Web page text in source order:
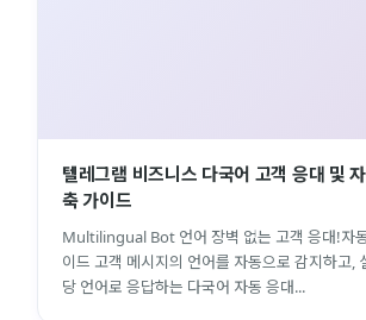
텔레그램 비즈니스 다국어 고객 응대 및
축 가이드
Multilingual Bot 언어 장벽 없는 고객 응대!자
이드 고객 메시지의 언어를 자동으로 감지하고,
당 언어로 응답하는 다국어 자동 응대...